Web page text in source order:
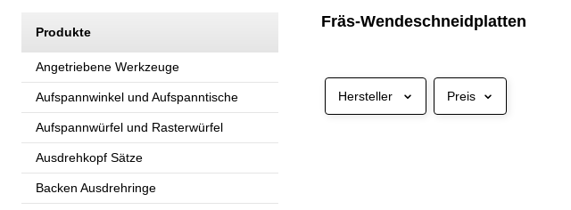
Produkte
Angetriebene Werkzeuge
Aufspannwinkel und Aufspanntische
Aufspannwürfel und Rasterwürfel
Ausdrehkopf Sätze
Backen Ausdrehringe
Fräs-Wendeschneidplatten
Hersteller Preis